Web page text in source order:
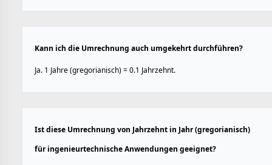
Kann ich die Umrechnung auch umgekehrt durchführen?
Ja. 1 Jahre (gregorianisch) = 0.1 Jahrzehnt.
Ist diese Umrechnung von Jahrzehnt in Jahr (gregorianisch)
für ingenieurtechnische Anwendungen geeignet?